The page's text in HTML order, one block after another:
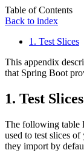
Table of Contents
Back to index
1. Test Slices
This appendix
that Spring Boot
1. Test Slices
The following table
used to test slices
they import by